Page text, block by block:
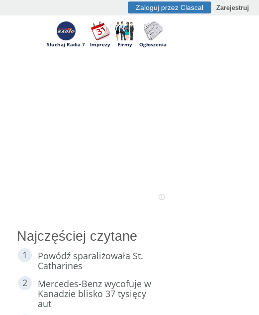
Zaloguj przez Clascal Zarejestruj
Słuchaj Radia 7 Imprezy Firmy Ogłoszenia
Najczęściej czytane
Powódź sparaliżowała St.
Catharines
Mercedes-Benz wycofuje w
Kanadzie blisko 37 tysięcy
aut